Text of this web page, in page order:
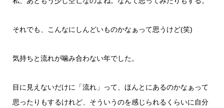
それでも、こんなにしんどいものかなぁって思うけど(笑)
気持ちと流れが噛み合わない年でした。
目に見えないだけに「流れ」って、ほんとにあるのかなぁって
思ったりもするけれど、そういうのを感じられるくらいに自分